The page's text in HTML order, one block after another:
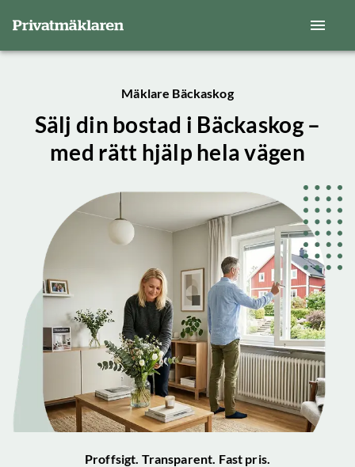
Mäklare Bäckaskog
Sälj din bostad i Bäckaskog –
med rätt hjälp hela vägen
Proffsigt. Transparent. Fast pris.